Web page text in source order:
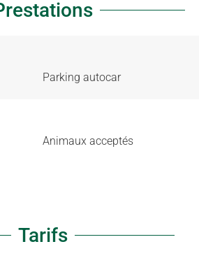
Parking autocar
Animaux acceptés
Tarifs